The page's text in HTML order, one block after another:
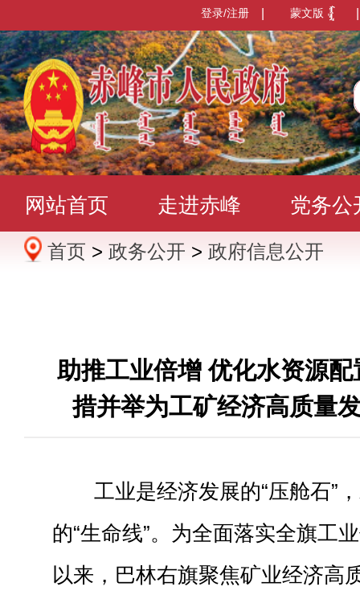
蒙文版
登录/注册
网站首页 走进赤峰 党务公
办事服务 政民互动 数据发
首页 > 政务公开 > 政府信息公开
助推工业倍增 优化水资源
措并举为工矿经济高质量
工业是经济发展的“压舱石”
的“生命线”。为全面落实全旗工
以来，巴林右旗聚焦矿业经济高